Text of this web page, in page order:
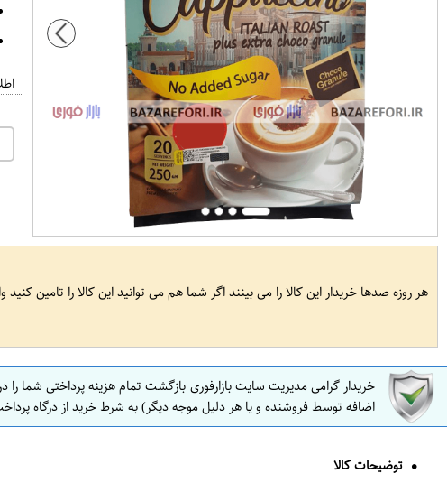
هر روزه صدها خریدار این کالا را می بینند اگر شما هم می توانید این کالا را تامین کنید
خریدار گرامی مدیریت سایت بازارفوری بازگشت تمام هزینه پرداختی
اضافه توسط فروشنده و یا هر دلیل موجه دیگر) به شرط خرید از درگاه
توضیحات کالا